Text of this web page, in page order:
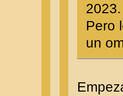
2023.
Pero
un